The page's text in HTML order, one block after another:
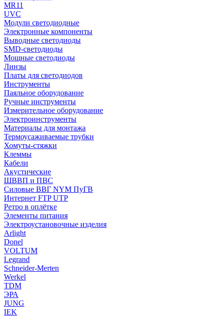
MR11
UVC
Модули светодиодные
Электронные компоненты
Выводные светодиоды
SMD-светодиоды
Мощные светодиоды
Линзы
Платы для светодиодов
Инструменты
Паяльное оборудование
Ручные инструменты
Измерительное оборудование
Электроинструменты
Материалы для монтажа
Термоусаживаемые трубки
Хомуты-стяжки
Клеммы
Кабели
Акустические
ШВВП и ПВС
Силовые ВВГ NYM ПуГВ
Интернет FTP UTP
Ретро в оплётке
Элементы питания
Электроустановочные изделия
Arlight
Donel
VOLTUM
Legrand
Schneider-Merten
Werkel
TDM
ЭРА
JUNG
IEK